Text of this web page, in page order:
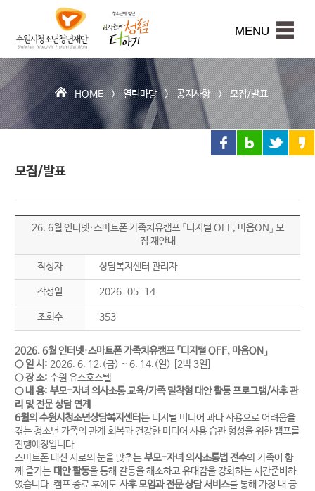
본문내용 바로가기
시
청
소
년
청
년
재
단
MENU
HOME >열린마당>공지사항>모집/발표
모집/발표
26. 6월 인터넷·스마트폰 가족치유캠프 「디지털 OFF, 마음ON」 모
집 재안내
작성자 상담복지센터 관리자
작성일 2026-05-14
조회수 353
2026. 6월 인터넷·스마트폰 가족치유캠프 「디지털 OFF, 마음ON」
○ 일 시: 2026. 6. 12.(금) ~ 6. 14.(일) [2박 3일]
○ 장 소: 수원 유스호스텔
○ 내 용: 부모-자녀 의사소통 교육/가족 밀착형 대안 활동 프로그램/사후 관
리 및 전문 상담 연계
6월의 수원시청소년상담복지센터는디지털 미디어 과다 사용으로 어려움을
겪는 청소년 가족의 관계 회복과 건강한 미디어 사용 습관 형성을 위한 캠프를
진행예정입니다.
스마트폰 대신 서로의 눈을 맞추는부모-자녀 의사소통법 전수와 가족이 함
께 즐기는 대안 활동을 통해 갈등을 해소하고 유대감을 강화하는 시간준비하
였습니다. 캠프 종료 후에도사후 모임과 전문 상담 서비스를 통해 가정 내 긍